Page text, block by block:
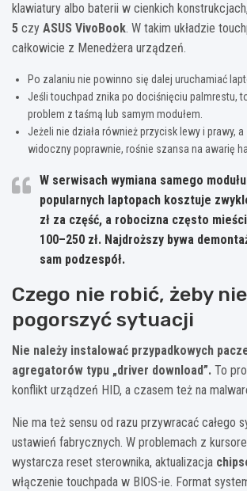
klawiatury albo baterii w cienkich
5 czy ASUS VivoBook. W takim układzie
całkowicie z Menedżera urządzeń.
Po zalaniu nie powinno się dalej uruchamiać
Jeśli touchpad znika po dociśnięciu palmrestu,
problem z taśmą lub samym modułem.
Jeżeli nie działa również przycisk lewy i prawy,
widoczny poprawnie, rośnie szansa na awarię
W serwisach wymiana samego
popularnych laptopach kosztuje
zł za część, a robocizna często
100–250 zł. Najdroższy bywa
sam podzespół.
Czego nie robić, żeby nie
pogorszyć sytuacji
Nie należy instalować przypadkowych
agregatorów typu „driver download”. To
konflikt urządzeń HID, a czasem też na
Nie ma też sensu od razu przywracać całego
ustawień fabrycznych. W problemach z
wystarcza reset sterownika, aktualizacja
włączenie touchpada w BIOS-ie. Format